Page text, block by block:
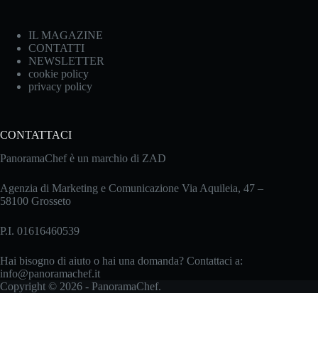
IL MAGAZINE
CONTATTI
NEWSLETTER
cookie policy
privacy policy
CONTATTACI
PanoramaChef è un marchio di ZAD
Agenzia di Marketing e Comunicazione Via Aquileia, 47 –
58100 Grosseto
P.I. 01616460539
Hai bisogno di aiuto o hai una domanda? Contattaci a:
info@panoramachef.it
Copyright © 2026 - PanoramaChef.